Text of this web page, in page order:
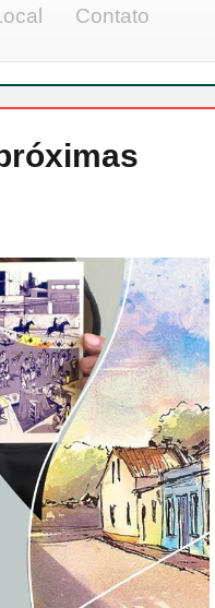
Contato